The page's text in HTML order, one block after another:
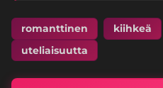
romanttinen kiihkeä
uteliaisuutta